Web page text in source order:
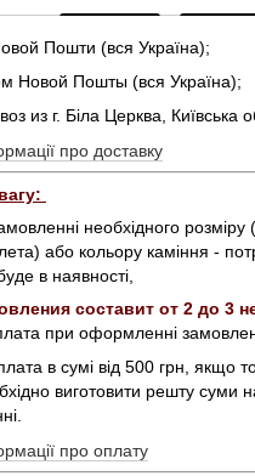
Пошти (вся Україна);
Новой Пошты (вся Україна);
из г. Біла Церква, Київська
про доставку
необхідного розміру
або кольору каміння -
в наявності,
составит от 2 до 3
при оформленні
в сумі від 500 грн, якщо
виготовити решту суми
про оплату